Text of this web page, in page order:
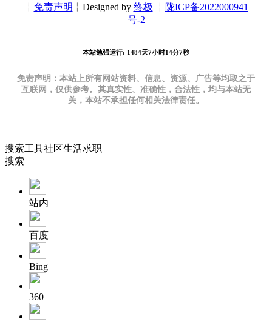
╎ 免责声明 ╎Designed by 终极 ╎ 陇ICP备2022000941
号-2
本站勉强运行: 1484天7小时14分8秒
免责声明：本站上所有网站资料、信息、资源、广告等均取之于
互联网，仅供参考。其真实性、准确性，合法性，均与本站无
关，本站不承担任何相关法律责任。
搜索工具社区生活求职
搜索
站内
百度
Bing
360